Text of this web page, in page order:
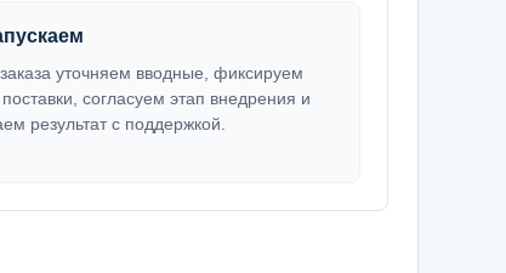
уточняем вводные, фиксируем
поставки, согласуем этап внедрения и
результат с поддержкой.